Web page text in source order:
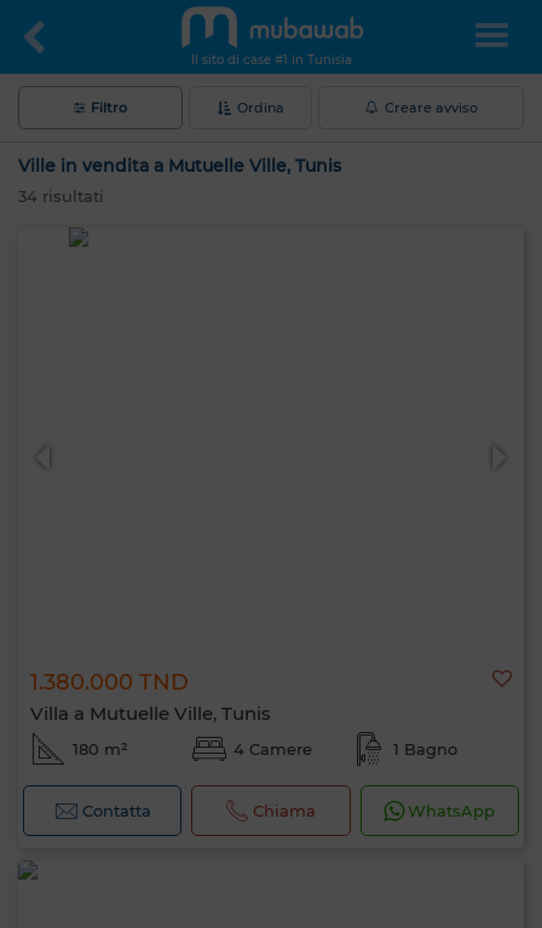
Il sito di case #1 in Tunisia
Filtro Ordina Creare avviso
Ville in vendita a Mutuelle Ville, Tunis
34 risultati
1.380.000 TND
Villa a Mutuelle Ville, Tunis
180 m² 4 Camere 1 Bagno
Contatta Chiama WhatsApp